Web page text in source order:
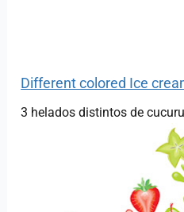
Different colored Ice
3 helados distintos de